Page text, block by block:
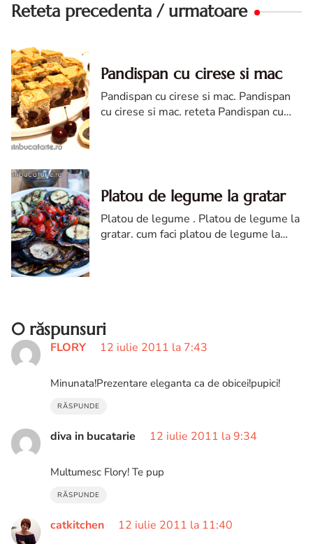
Reteta precedenta / urmatoare
Pandispan cu cirese si mac
Pandispan cu cirese si mac. Pandispan
cu cirese si mac. reteta Pandispan cu
Platou de legume la gratar
Platou de legume . Platou de legume la
gratar. cum faci platou de legume la
0 răspunsuri
FLORY 12 iulie 2011 la 7:43
Minunata!Prezentare eleganta ca de obicei!pupici!
RĂSPUNDE
diva in bucatarie 12 iulie 2011 la 9:34
Multumesc Flory! Te pup
RĂSPUNDE
catkitchen 12 iulie 2011 la 11:40